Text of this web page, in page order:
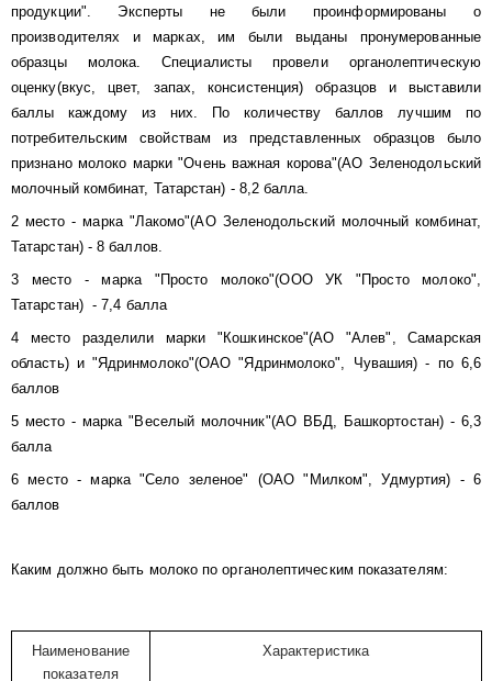
продукции". Эксперты не были проинформированы о
производителях и марках, им были выданы пронумерованные
образцы молока. Специалисты провели органолептическую
оценку(вкус, цвет, запах, консистенция) образцов и выставили
баллы каждому из них.
По количеству баллов лучшим по
потребительским свойствам из представленных образцов было
признано молоко марки "Очень важная корова"(АО Зеленодольский
молочный комбинат, Татарстан) - 8,2 балла.
2 место - марка "Лакомо"(АО Зеленодольский молочный комбинат,
Татарстан) - 8 баллов.
3 место - марка "Просто молоко"(ООО УК "Просто молоко",
Татарстан) - 7,4 балла
4 место разделили марки"Кошкинское"(АО "Алев", Самарская
область)и "Ядринмолоко"(ОАО "Ядринмолоко", Чувашия) - по 6,6
баллов
5 место - марка "Веселый молочник"(АО ВБД, Башкортостан) - 6,3
балла
6 место - марка "Село зеленое" (ОАО "Милком", Удмуртия) - 6
баллов
Каким должно быть молоко по органолептическим показателям:
Наименование
показателя
Характеристика